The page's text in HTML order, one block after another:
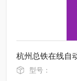
杭州总铁在线自
型号：